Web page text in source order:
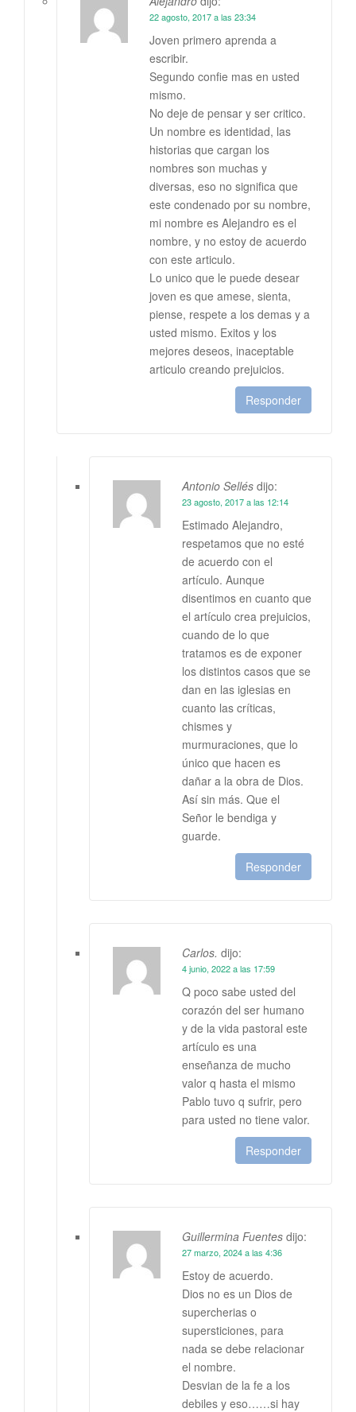
22 agosto, 2017 a las 23:34
Joven primero aprenda a
escribir.
Segundo confie mas en usted
mismo.
No deje de pensar y ser critico.
Un nombre es identidad, las
historias que cargan los
nombres son muchas y
diversas, eso no significa que
este condenado por su nombre,
mi nombre es Alejandro es el
nombre, y no estoy de acuerdo
con este articulo.
Lo unico que le puede desear
joven es que amese, sienta,
piense, respete a los demas y a
usted mismo. Exitos y los
mejores deseos, inaceptable
articulo creando prejuicios.
Responder
Antonio Sellés dijo:
23 agosto, 2017 a las 12:14
Estimado Alejandro,
respetamos que no esté
de acuerdo con el
artículo. Aunque
disentimos en cuanto que
el artículo crea prejuicios,
cuando de lo que
tratamos es de exponer
los distintos casos que se
dan en las iglesias en
cuanto las críticas,
chismes y
murmuraciones, que lo
único que hacen es
dañar a la obra de Dios.
Así sin más. Que el
Señor le bendiga y
guarde.
Responder
Carlos. dijo:
4 junio, 2022 a las 17:59
Q poco sabe usted del
corazón del ser humano
y de la vida pastoral este
artículo es una
enseñanza de mucho
valor q hasta el mismo
Pablo tuvo q sufrir, pero
para usted no tiene valor.
Responder
Guillermina Fuentes dijo:
27 marzo, 2024 a las 4:36
Estoy de acuerdo.
Dios no es un Dios de
supercherias o
supersticiones, para
nada se debe relacionar
el nombre.
Desvian de la fe a los
debiles y eso……si hay